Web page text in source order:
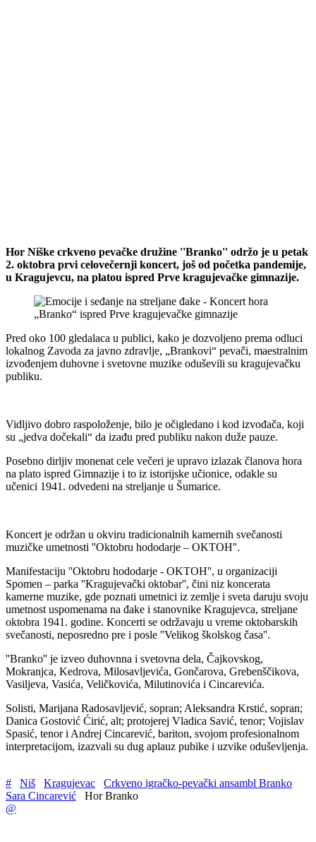
Hor Niške crkveno pevačke družine ''Branko'' održo je u petak
2. oktobra prvi celovečernji koncert, još od početka pandemije,
u Kragujevcu, na platou ispred Prve kragujevačke gimnazije.
Pred oko 100 gledalaca u publici, kako je dozvoljeno prema odluci
lokalnog Zavoda za javno zdravlje, „Brankovi“ pevači, maestralnim
izvođenjem duhovne i svetovne muzike oduševili su kragujevačku
publiku.
Vidljivo dobro raspoloženje, bilo je očigledano i kod izvođača, koji
su „jedva dočekali“ da izađu pred publiku nakon duže pauze.
Posebno dirljiv monenat cele večeri je upravo izlazak članova hora
na plato ispred Gimnazije i to iz istorijske učionice, odakle su
učenici 1941. odvedeni na streljanje u Šumarice.
Koncert je održan u okviru tradicionalnih kamernih svečanosti
muzičke umetnosti ''Oktobru hododarje – OKTOH''.
Manifestaciju ''Oktobru hododarje - OKTOH'', u organizaciji
Spomen – parka ''Kragujevački oktobar'', čini niz koncerata
kamerne muzike, gde poznati umetnici iz zemlje i sveta daruju svoju
umetnost uspomenama na đake i stanovnike Kragujevca, streljane
oktobra 1941. godine. Koncerti se održavaju u vreme oktobarskih
svečanosti, neposredno pre i posle ''Velikog školskog časa''.
''Branko'' je izveo duhovnna i svetovna dela, Čajkovskog,
Mokranjca, Kedrova, Milosavljevića, Gončarova, Grebenščikova,
Vasiljeva, Vasića, Veličkovića, Milutinovića i Cincarevića.
Solisti, Marijana Radosavljević, sopran; Aleksandra Krstić, sopran;
Danica Gostović Ćirić, alt; protojerej Vladica Savić, tenor; Vojislav
Spasić, tenor i Andrej Cincarević, bariton, svojom profesionalnom
interpretacijom, izazvali su dug aplauz pubike i uzvike oduševljenja.
# Niš Kragujevac
Crkveno igračko-pevački ansambl Branko
Sara Cincarević
Hor Branko
@